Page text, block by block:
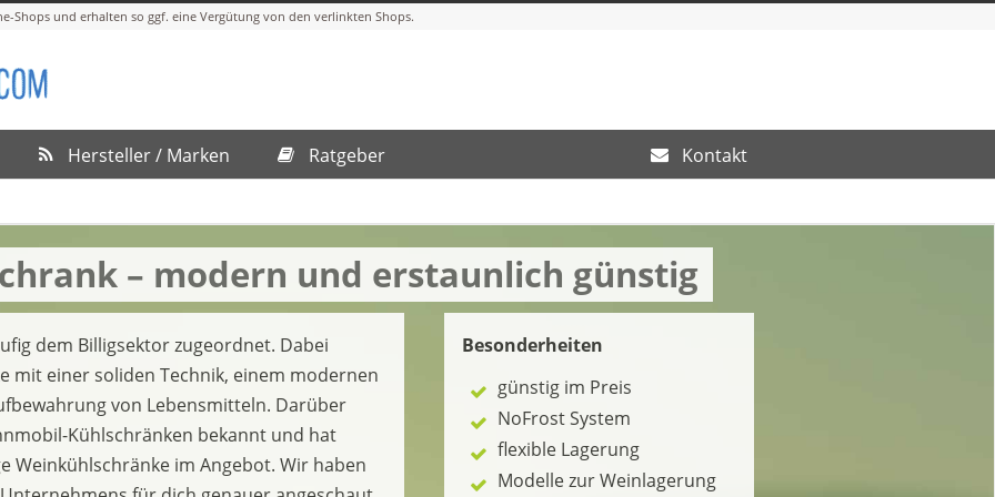
Hersteller / Marken Ratgeber Kontakt
– modern und erstaunlich günstig
dem Billigsektor zugeordnet. Dabei
mit einer soliden Technik, einem modernen
von Lebensmitteln. Darüber
Kühlschränken bekannt und hat
Weinkühlschränke im Angebot. Wir haben
Besonderheiten
günstig im Preis
NoFrost System
flexible Lagerung
Modelle zur Weinlagerung